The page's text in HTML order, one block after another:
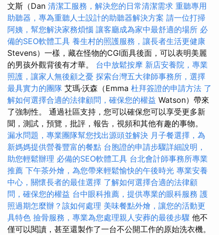
文斯（Dan 清潔工服務，解決您的日常清潔需求 重聽專用
助聽器，專為重聽人士設計的助聽器解決方案 請一位打掃
阿姨，幫您解決家務煩惱 讓客廳成為家中最舒適的場所 必
備的SEO軟體工具 養生村的照護服務，讓長者生活更健康
Stevens）一樣，藏在怪物的CGI面具後面，可以表明美麗
的男孩外觀背後有才華。 台中放鬆按摩 新店安養院，專業
照護，讓家人無後顧之憂 探索台灣五大律師事務所，選擇
最具實力的團隊 艾瑪·沃森（Emma 杜拜簽證的申請方法 了
解如何選擇合適的法律顧問，確保您的權益 Watson）帶來
了強制性。 通過社區支持，您可以確保您可以享受更多新
聞，測試，預覽，批評，報告，視頻和其他有趣的事物。
漏水問題，專業團隊幫您找出源頭並解決 月子餐選擇，為
新媽媽提供營養豐富的餐點 台胞證的申請步驟詳細說明，
助您輕鬆辦理 必備的SEO軟體工具 台北會計師事務所專業
推薦 下午茶外燴，為您帶來輕鬆愉快的午後時光 專業安養
中心，關懷長者的最佳選擇 了解如何選擇合適的法律顧
問，確保您的權益 台中眼科推薦，提供專業的眼科服務 護
照過期怎麼辦？該如何處理 美味餐點外燴，讓您的活動更
具特色 撿骨服務，專業為您處理親人安葬的最後步驟 他不
僅可以閱讀，甚至還製作了一台不公開工作的原始洗衣機。